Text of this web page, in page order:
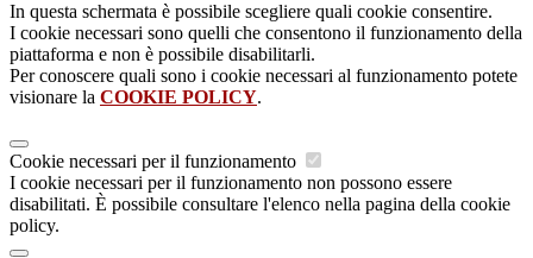
In questa schermata è possibile scegliere quali cookie consentire.
I cookie necessari sono quelli che consentono il funzionamento della
piattaforma e non è possibile disabilitarli.
Per conoscere quali sono i cookie necessari al funzionamento potete
visionare la COOKIE POLICY.
Cookie necessari per il funzionamento
I cookie necessari per il funzionamento non possono essere
disabilitati. È possibile consultare l'elenco nella pagina della cookie
policy.